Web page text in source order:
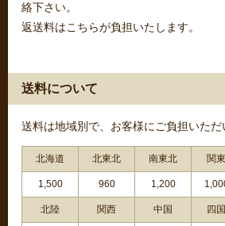
絡下さい。
返送料はこちらが負担いたします。
送料について
送料は地域別で、お客様にご負担いただ
北海道 北東北 南東北 関東
1,500 960 1,200
北陸 関西 中国 四国